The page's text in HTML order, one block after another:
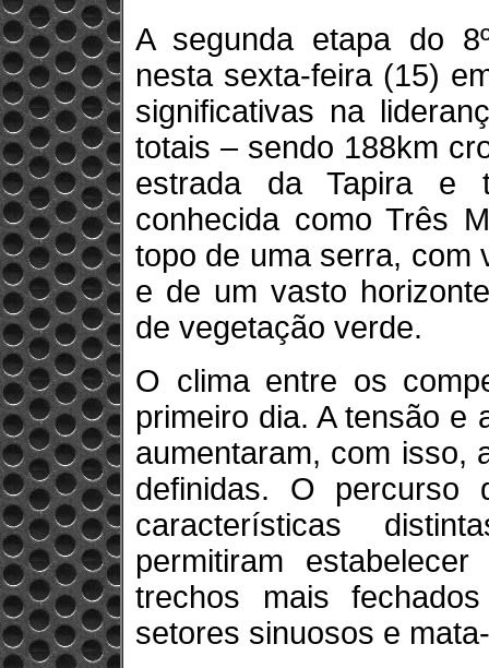
A segunda etapa do
nesta sexta-feira (15)
significativas na
totais – sendo 188km
estrada da Tapira e
conhecida como Três
topo de uma serra, com
e de um vasto
de vegetação verde.
O clima entre os
primeiro dia. A tensão e
aumentaram, com isso,
definidas. O percurso
características
permitiram
trechos mais
setores sinuosos e